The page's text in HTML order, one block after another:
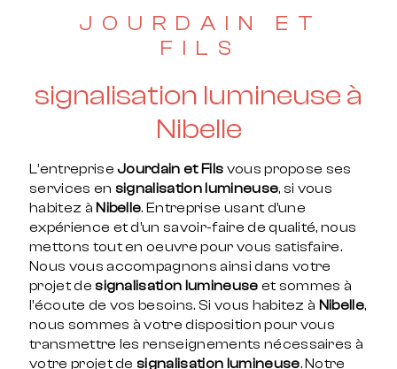
JOURDAIN ET
FILS
signalisation lumineuse à
Nibelle
L’entrepriseJourdain et Fils vous propose ses
services en signalisation lumineuse, si vous
habitez à Nibelle. Entreprise usant d’une
expérience et d’un savoir-faire de qualité, nous
mettons tout en oeuvre pour vous satisfaire.
Nous vous accompagnons ainsi dans votre
projet designalisation lumineuse et sommes à
l’écoute de vos besoins. Si vous habitez à Nibelle,
nous sommes à votre disposition pour vous
transmettre les renseignements nécessaires à
votre projet designalisation lumineuse. Notre